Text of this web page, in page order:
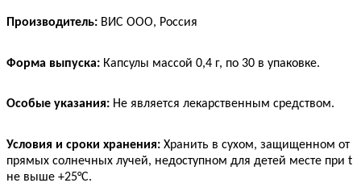
Производитель: ВИС ООО, Россия
Форма выпуска: Капсулы массой 0,4 г, по 30 в упаковке.
Особые указания: Не является лекарственным средством.
Условия и сроки хранения: Хранить в сухом, защищенном от
прямых солнечных лучей, недоступном для детей месте при t
не выше +25°С.